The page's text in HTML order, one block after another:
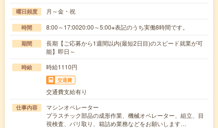
曜日頻度 月～金・祝
時間 8:00～17:0020:00～5:00※表記のうち実働8時間です。
期間
長期【ご応募から1週間以内(最短2日目)のスピード就業が可
能】即日～
時給 時給1110円
交通費
交通費支給有り
仕事内容
マシンオペレーター
プラスチック部品の成形作業、機械オペレーター、組立、目
視検査、バリ取り、箱詰め業務などをお願いします…